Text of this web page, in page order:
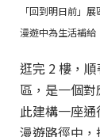
「回到明日前」
漫遊中為生活補給
逛完 2 樓，
區，是一個
此建構一座
漫遊路徑中